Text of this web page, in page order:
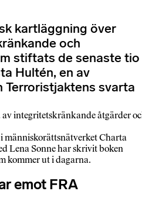
kartläggning över
och
stiftats de senaste tio
Hultén, en av
svarta
integritetskränkande åtgärder
människorättsnätverket Charta
Lena Sonne har skrivit boken
kommer ut i dagarna.
emot FRA